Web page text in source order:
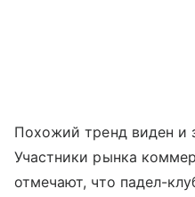
Похожий тренд виден и
Участники рынка
отмечают, что падел-